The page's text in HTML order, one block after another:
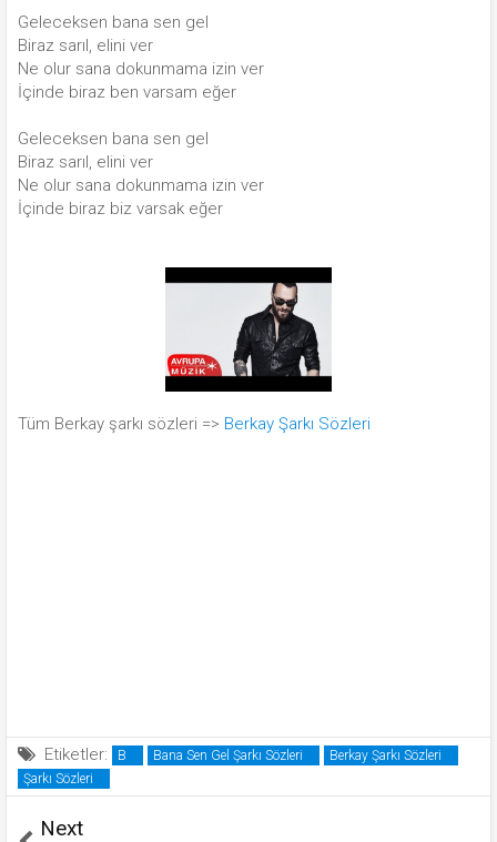
Geleceksen bana sen gel
Biraz sarıl, elini ver
Ne olur sana dokunmama izin ver
İçinde biraz ben varsam eğer
Geleceksen bana sen gel
Biraz sarıl, elini ver
Ne olur sana dokunmama izin ver
İçinde biraz biz varsak eğer
Tüm Berkay şarkı sözleri => Berkay Şarkı Sözleri
Etiketler: B Bana Sen Gel Şarkı Sözleri
Berkay Şarkı Sözleri
Şarkı Sözleri
Next